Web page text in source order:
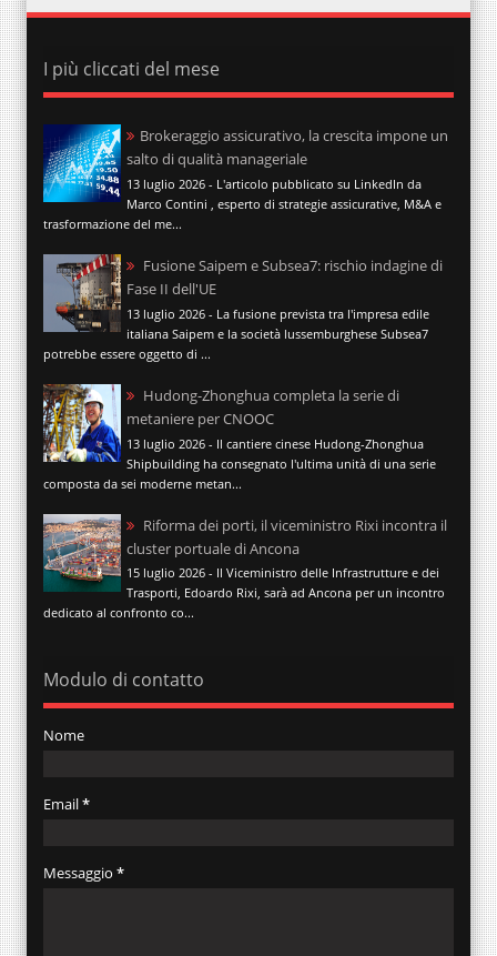
I più cliccati del mese
Brokeraggio assicurativo, la crescita impone un
salto di qualità manageriale
13 luglio 2026 - L'articolo pubblicato su LinkedIn da
Marco Contini , esperto di strategie assicurative, M&A e
trasformazione del me...
Fusione Saipem e Subsea7: rischio indagine di
Fase II dell'UE
13 luglio 2026 - La fusione prevista tra l'impresa edile
italiana Saipem e la società lussemburghese Subsea7
potrebbe essere oggetto di ...
Hudong-Zhonghua completa la serie di
metaniere per CNOOC
13 luglio 2026 - Il cantiere cinese Hudong-Zhonghua
Shipbuilding ha consegnato l'ultima unità di una serie
composta da sei moderne metan...
Riforma dei porti, il viceministro Rixi incontra il
cluster portuale di Ancona
15 luglio 2026 - Il Viceministro delle Infrastrutture e dei
Trasporti, Edoardo Rixi, sarà ad Ancona per un incontro
dedicato al confronto co...
Modulo di contatto
Nome
Email*
Messaggio *